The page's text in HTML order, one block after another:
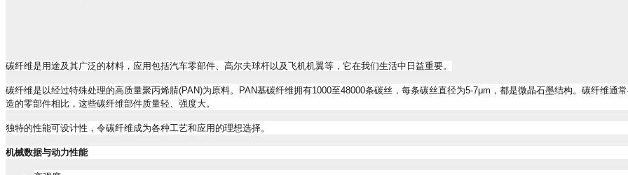
碳纤维是用途及其广泛的材料，应用包括汽车零部件、高尔夫球杆以及飞机机翼等，它在我们生活中日益重要。
碳纤维是以经过特殊处理的高质量聚丙烯腈(PAN)为原料。 PAN基碳纤维拥有1000至48000条碳丝，每条碳丝直径为5-7μm ，都是微晶石墨结构。碳纤维通
造的零部件相比，这些碳纤维部件质量轻、强度大。
独特的性能可设计性，令碳纤维成为各种工艺和应用的理想选择。
机械数据与动力性能